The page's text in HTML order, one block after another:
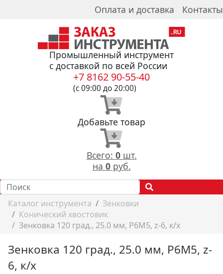
Оплата и доставка Контакты
Промышленный инструмент
с доставкой по всей России
+7 8162 90-55-40
(с 09:00 до 20:00)
Добавьте товар
Всего: 0шт.
на 0руб.
Каталог инструмента
Зенковки
Конический хвостовик
Зенковка 120 град., 25.0 мм, Р6М5, z-6, к/х
Зенковка 120 град., 25.0 мм, Р6М5, z-
6, к/х